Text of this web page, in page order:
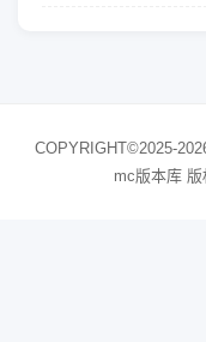
COPYRIGHT©2025-
mc版本库 版